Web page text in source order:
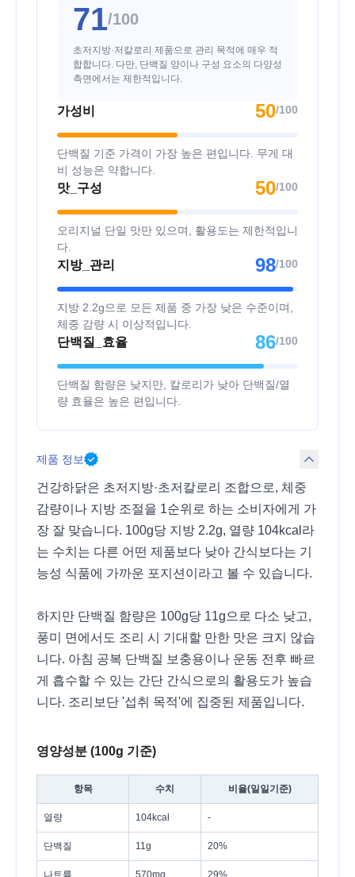
71/100
초저지방·저칼로리 제품으로 관리 목적에 매우 적
합합니다. 다만, 단백질 양이나 구성 요소의 다양성
측면에서는 제한적입니다.
가성비 50/100
단백질 기준 가격이 가장 높은 편입니다. 무게 대
비 성능은 약합니다.
맛_구성 50/100
오리지널 단일 맛만 있으며, 활용도는 제한적입니
다.
지방_관리 98/100
지방 2.2g으로 모든 제품 중 가장 낮은 수준이며,
체중 감량 시 이상적입니다.
단백질_효율 86/100
단백질 함량은 낮지만, 칼로리가 낮아 단백질/열
량 효율은 높은 편입니다.
제품 정보
건강하닭은 초저지방·초저칼로리 조합으로, 체중
감량이나 지방 조절을 1순위로 하는 소비자에게 가
장 잘 맞습니다. 100g당 지방 2.2g, 열량 104kcal라
는 수치는 다른 어떤 제품보다 낮아 간식보다는 기
능성 식품에 가까운 포지션이라고 볼 수 있습니다.
하지만 단백질 함량은 100g당 11g으로 다소 낮고,
풍미 면에서도 조리 시 기대할 만한 맛은 크지 않습
니다. 아침 공복 단백질 보충용이나 운동 전후 빠르
게 흡수할 수 있는 간단 간식으로의 활용도가 높습
니다. 조리보단 '섭취 목적'에 집중된 제품입니다.
영양성분 (100g 기준)
항목 수치 비율(일일기준)
열량 104kcal -
단백질 11g 20%
나트륨 570mg 29%